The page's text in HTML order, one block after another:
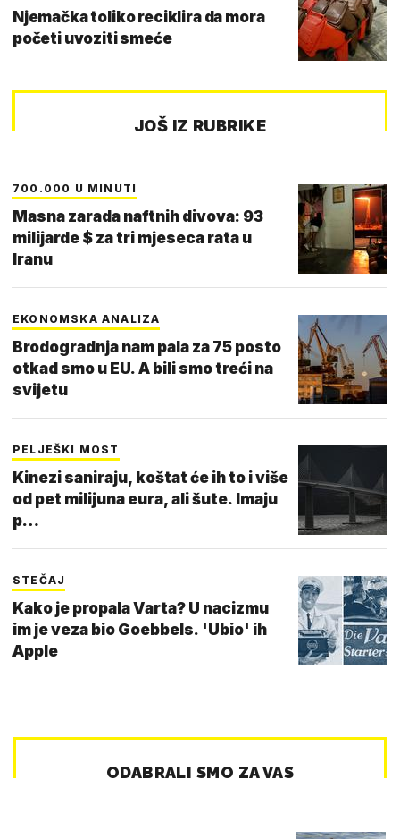
Njemačka toliko reciklira da mora
početi uvoziti smeće
JOŠ IZ RUBRIKE
700.000 U MINUTI
Masna zarada naftnih divova: 93
milijarde $ za tri mjeseca rata u
Iranu
EKONOMSKA ANALIZA
Brodogradnja nam pala za 75 posto
otkad smo u EU. A bili smo treći na
svijetu
PELJEŠKI MOST
Kinezi saniraju, koštat će ih to i više
od pet milijuna eura, ali šute. Imaju
p…
STEČAJ
Kako je propala Varta? U nacizmu
im je veza bio Goebbels. 'Ubio' ih
Apple